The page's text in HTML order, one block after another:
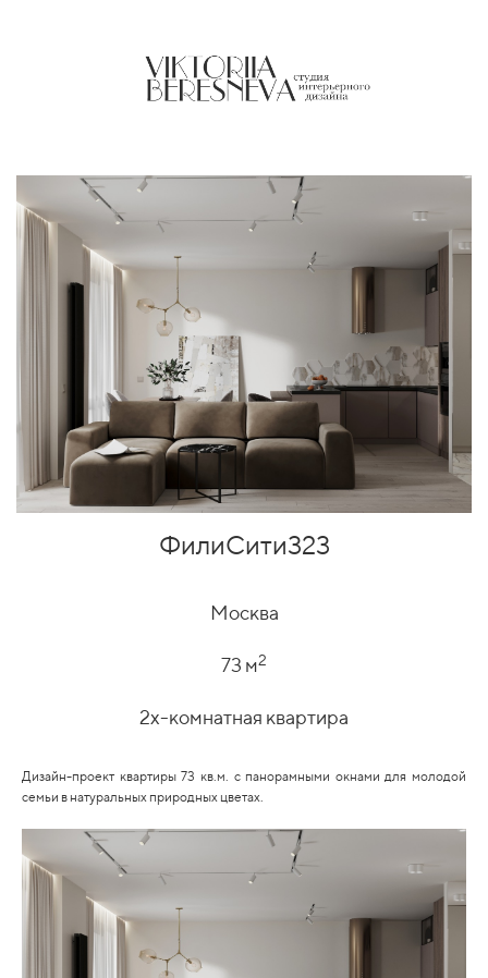
ФилиСити323
Москва
73 м2
2х-комнатная квартира
Дизайн-проект квартиры 73 кв.м. с панорамными окнами для молодой
семьи в натуральных природных цветах.